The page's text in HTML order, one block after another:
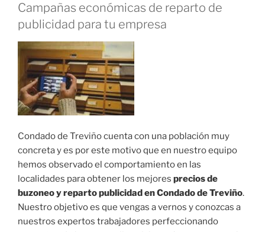
Campañas económicas de reparto de
publicidad para tu empresa
Condado de Treviño cuenta con una población muy
concreta y es por este motivo que en nuestro equipo
hemos observado el comportamiento en las
localidades para obtener los mejores precios de
buzoneo y reparto publicidad en Condado de Treviño.
Nuestro objetivo es que vengas a vernos y conozcas a
nuestros expertos trabajadores perfeccionando